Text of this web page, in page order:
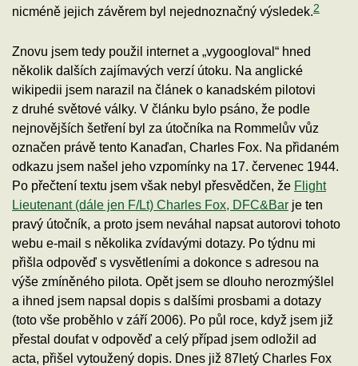
nicméně jejich závěrem byl nejednoznačný výsledek.2
Znovu jsem tedy použil internet a „vygoogloval“ hned
několik dalších zajímavých verzí útoku. Na anglické
wikipedii jsem narazil na článek o kanadském pilotovi
z druhé světové války. V článku bylo psáno, že podle
nejnovějších šetření byl za útočníka na Rommelův vůz
označen právě tento Kanaďan, Charles Fox. Na přidaném
odkazu jsem našel jeho vzpomínky na 17. červenec 1944.
Po přečtení textu jsem však nebyl přesvědčen, že Flight
Lieutenant (dále jen F/Lt) Charles Fox, DFC&Bar je ten
pravý útočník, a proto jsem neváhal napsat autorovi tohoto
webu e-mail s několika zvídavými dotazy. Po týdnu mi
přišla odpověď s vysvětleními a dokonce s adresou na
výše zmíněného pilota. Opět jsem se dlouho nerozmýšlel
a ihned jsem napsal dopis s dalšími prosbami a dotazy
(toto vše proběhlo v září 2006). Po půl roce, když jsem již
přestal doufat v odpověď a celý případ jsem odložil ad
acta, přišel vytoužený dopis. Dnes již 87letý Charles Fox